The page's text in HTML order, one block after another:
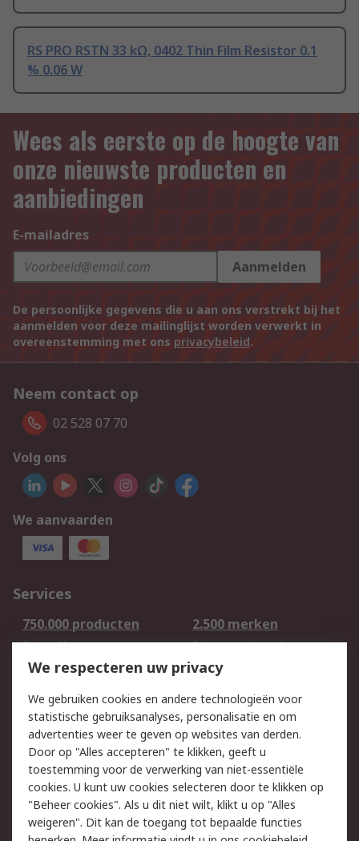
RS PRO RSTN 33 kΩ, 0402 Thin Film Resistor 0.1
% 0.06 W
Wees als eerste op de hoogte van
onze nieuwste producten en
aanbiedingen
E-mailadres
Aanmelden
De persoonlijke gegevens die u aan ons verstrekt bij het
aanmelden voor deze mailinglijst worden verwerkt in
overeenstemming met ons privacybeleid.
Neem contact op
02 528 07 70
Volg ons
We aanvaarden
Services
750.000 producten
2.500 merken
Bestellen
Inkoopoplossingen
Retouren
Technisch advies
Track & Trace
Wettelijk
Cookiebeleid
Email veiligheid
Privacybeleid -
Bijgewerkt
Websitevoorwaarden
Algemene
We respecteren uw privacy
We gebruiken cookies en andere technologieën voor
statistische gebruiksanalyses, personalisatie en om
advertenties weer te geven op websites van derden.
Door op "Alles accepteren" te klikken, geeft u
toestemming voor de verwerking van niet-essentiële
cookies. U kunt uw cookies selecteren door te klikken op
"Beheer cookies". Als u dit niet wilt, klikt u op "Alles
weigeren". Dit kan de toegang tot bepaalde functies